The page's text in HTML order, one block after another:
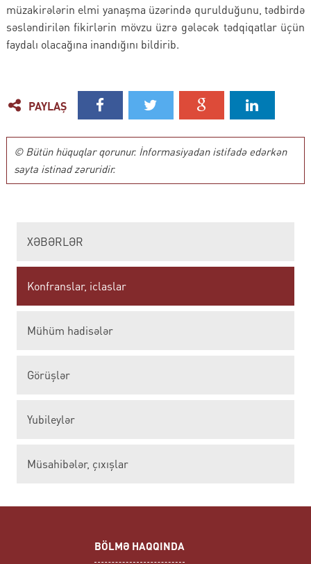
müzakirələrin elmi yanaşma üzərində qurulduğunu, tədbirdə
səsləndirilən fikirlərin mövzu üzrə gələcək tədqiqatlar üçün
faydalı olacağına inandığını bildirib.
PAYLAŞ
© Bütün hüquqlar qorunur. İnformasiyadan istifadə edərkən
sayta istinad zəruridir.
XƏBƏRLƏR
Konfranslar, iclaslar
Mühüm hadisələr
Görüşlər
Yubileylər
Müsahibələr, çıxışlar
BÖLMƏ HAQQINDA